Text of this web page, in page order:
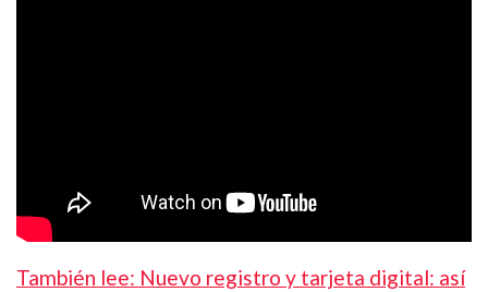
También lee: Nuevo registro y tarjeta digital: así